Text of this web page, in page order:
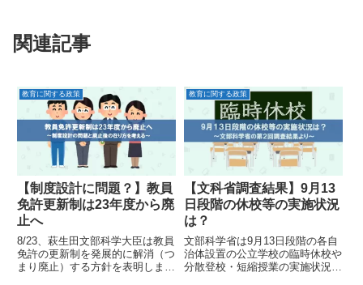
関連記事
教育に関する政策
【制度設計に問題？】教員
免許更新制は23年度から廃
止へ
8/23、萩生田文部科学大臣は教員
免許の更新制を発展的に解消（つ
まり廃止）する方針を表明しまし
教育に関する政策
【文科省調査結果】9月13
日段階の休校等の実施状況
は？
文部科学省は9月13日段階の各自
治体設置の公立学校の臨時休校や
分散登校・短縮授業の実施状況の